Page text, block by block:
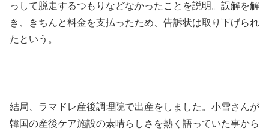
っして脱走するつもりなどなかったことを説明。誤解を解
き、きちんと料金を支払ったため、告訴状は取り下げられ
たという。
結局、ラマドレ産後調理院で出産をしました。小雪さんが
韓国の産後ケア施設の素晴らしさを熱く語っていた事から